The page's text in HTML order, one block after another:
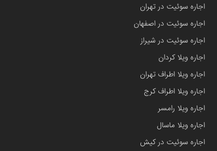
اجاره سوئیت در تهران
اجاره سوئیت در اصفهان
اجاره سوئیت در شیراز
اجاره ویلا کردان
اجاره ویلا اطراف تهران
اجاره ویلا اطراف کرج
اجاره ویلا رامسر
اجاره ویلا ماسال
اجاره سوئیت در کیش